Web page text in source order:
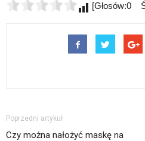
[Głosów:0
Poprzedni artykuł
Czy można nałożyć maskę na